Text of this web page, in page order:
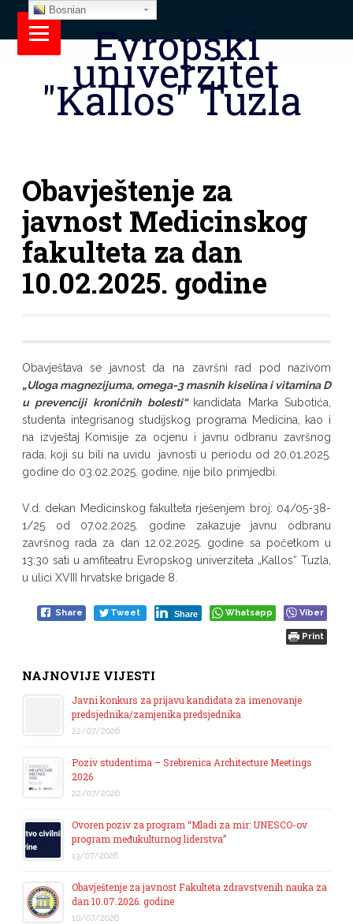
Evropski
univerzitet
"Kallos" Tuzla
Obavještenje za
javnost Medicinskog
fakulteta za dan
10.02.2025. godine
Obavještava se javnost da na završni rad pod nazivom
„Uloga magnezijuma, omega-3 masnih kiselina i vitamina D
u prevenciji kroničnih bolesti“ kandidata Marka Subotića,
studenta integrisanog studijskog programa Medicina, kao i
na izvještaj Komisije za ocjenu i javnu odbranu završnog
rada, koji su bili na uvidu javnosti u periodu od 20.01.2025.
godine do 03.02.2025. godine, nije bilo primjedbi.
V.d. dekan Medicinskog fakulteta rješenjem broj: 04/05-38-
1/25 od 07.02.2025. godine zakazuje javnu odbranu
završnog rada za dan 12.02.2025. godine sa početkom u
13:30 sati u amfiteatru Evropskog univerziteta „Kallos“ Tuzla,
u ulici XVIII hrvatske brigade 8.
Share Tweet Share Whatsapp Viber
Print
NAJNOVIJE VIJESTI
Javni konkurs za prijavu kandidata za imenovanje
predsjednika/zamjenika predsjednika
22/07/2026
Poziv studentima – Srebrenica Architecture Meetings
2026
22/07/2026
Ovoren poziv za program “Mladi za mir: UNESCO-ov
program međukulturnog liderstva”
13/07/2026
Obavještenje za javnost Fakulteta zdravstvenih nauka za
dan 10.07.2026. godine
10/07/2026
Bosnian